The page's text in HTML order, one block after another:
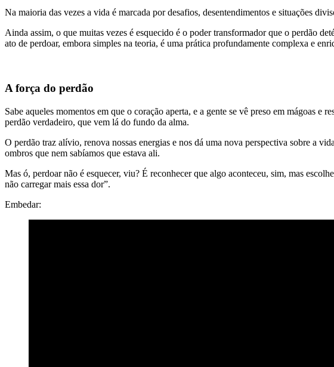
Na maioria das vezes a vida é marcada por desafios, desentendimentos e situações
Ainda assim, o que muitas vezes é esquecido é o poder transformador que o perdão
ato de perdoar, embora simples na teoria, é uma prática profundamente complexa e
A força do perdão
Sabe aqueles momentos em que o coração aperta, e a gente se vê preso em mágoas
perdão verdadeiro, que vem lá do fundo da alma.
O perdão traz alívio, renova nossas energias e nos dá uma nova perspectiva sobre a
ombros que nem sabíamos que estava ali.
Mas ó, perdoar não é esquecer, viu? É reconhecer que algo aconteceu, sim, mas
não carregar mais essa dor”.
Embedar: